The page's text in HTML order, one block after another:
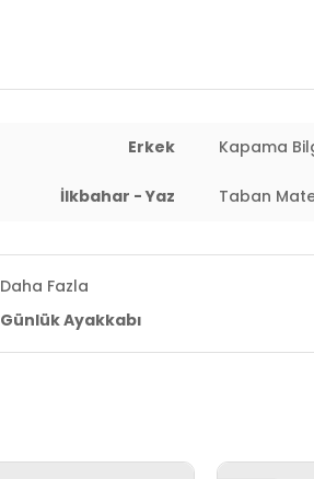
Erkek Kapama
İlkbahar - Yaz Taban
Daha Fazla
Günlük Ayakkabı